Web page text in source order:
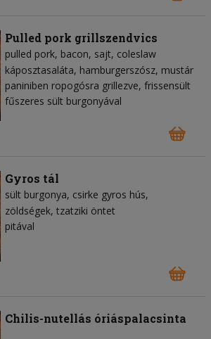
Pulled pork grillszendvics
pulled pork bacon sajt coleslaw
káposztasaláta hamburgerszósz mustár
paniniben ropogósra grillezve, frissensült
fűszeres sült burgonyával
Gyros tál
sült burgonya csirke gyros hús
zöldségek tzatziki öntet
pitával
Chilis-nutellás óriáspalacsinta